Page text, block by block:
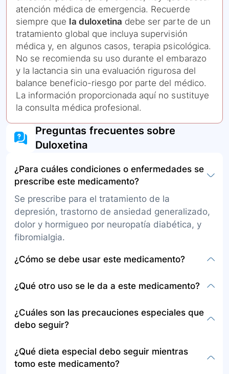
atención médica de emergencia. Recuerde
siempre que la duloxetina debe ser parte de un
tratamiento global que incluya supervisión
médica y, en algunos casos, terapia psicológica.
No se recomienda su uso durante el embarazo
y la lactancia sin una evaluación rigurosa del
balance beneficio-riesgo por parte del médico.
La información proporcionada aquí no sustituye
la consulta médica profesional.
Preguntas frecuentes sobre
Duloxetina
¿Para cuáles condiciones o enfermedades se
prescribe este medicamento?
Se prescribe para el tratamiento de la
depresión, trastorno de ansiedad generalizado,
dolor y hormigueo por neuropatía diabética, y
fibromialgia.
¿Cómo se debe usar este medicamento?
cápsulas para uso oral, se puede tomar con o
instrucciones del médico, a la misma hora todos
los días.
¿Qué otro uso se le da a este medicamento?
duloxetina también se recomienda para mejorar
el dolor neuropático en pacientes amputados
¿Cuáles son las precauciones especiales que
debo seguir?
duloxetina o si tiene condiciones como
glaucoma, enfermedad del corazón, del hígado
¿Qué dieta especial debo seguir mientras
tomo este medicamento?